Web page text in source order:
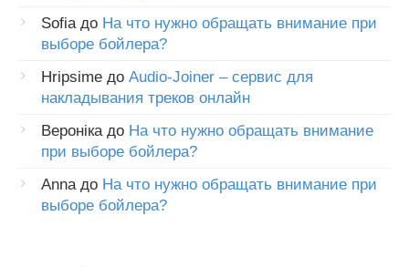
Sofia до На что нужно обращать внимание при
выборе бойлера?
Hripsime до Audio-Joiner – сервис для
накладывания треков онлайн
Вероніка до На что нужно обращать внимание
при выборе бойлера?
Anna до На что нужно обращать внимание при
выборе бойлера?